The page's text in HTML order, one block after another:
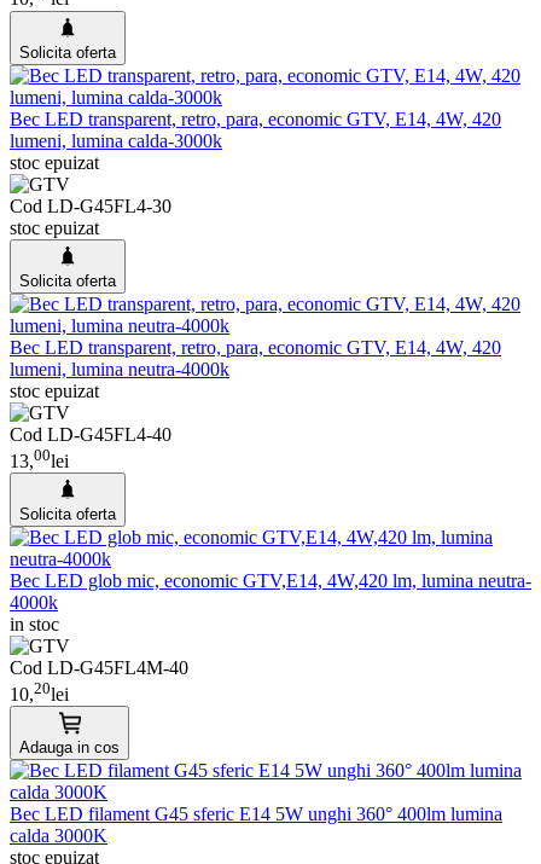
Solicita oferta
Bec LED transparent, retro, para, economic GTV, E14, 4W, 420
lumeni, lumina calda-3000k
stoc epuizat
Cod LD-G45FL4-30
stoc epuizat
Solicita oferta
Bec LED transparent, retro, para, economic GTV, E14, 4W, 420
lumeni, lumina neutra-4000k
stoc epuizat
Cod LD-G45FL4-40
13,00lei
Solicita oferta
Bec LED glob mic, economic GTV,E14, 4W,420 lm, lumina neutra-
4000k
in stoc
Cod LD-G45FL4M-40
10,20lei
Adauga in cos
Bec LED filament G45 sferic E14 5W unghi 360° 400lm lumina
calda 3000K
stoc epuizat